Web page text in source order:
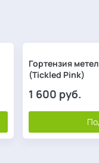
Гортензия
(Tickled Pink)
1 600 руб.